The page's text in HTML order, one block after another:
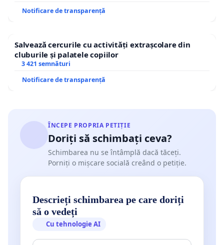
Notificare de transparență
Salvează cercurile cu activități extrașcolare din
cluburile și palatele copiilor
3 421 semnături
Notificare de transparență
ÎNCEPE PROPRIA PETIȚIE
Doriți să schimbați ceva?
Schimbarea nu se întâmplă dacă tăceți.
Porniți o mișcare socială creând o petiție.
Descrieți schimbarea pe care doriți
să o vedeți
Cu tehnologie AI